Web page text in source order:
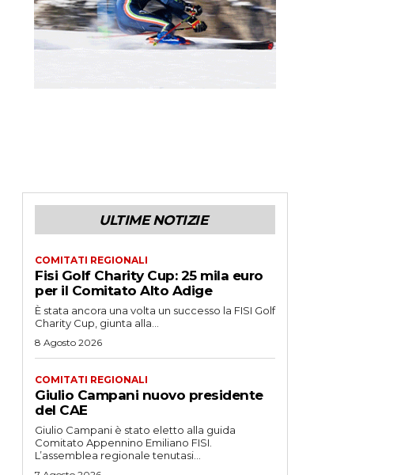
ULTIME NOTIZIE
COMITATI REGIONALI
Fisi Golf Charity Cup: 25 mila euro
per il Comitato Alto Adige
È stata ancora una volta un successo la FISI Golf
Charity Cup, giunta alla...
8 Agosto 2026
COMITATI REGIONALI
Giulio Campani nuovo presidente
del CAE
Giulio Campani è stato eletto alla guida
Comitato Appennino Emiliano FISI.
L’assemblea regionale tenutasi...